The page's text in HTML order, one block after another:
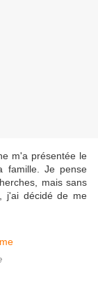
m'a présentée le
famille. Je pense
mais sans
j'ai décidé de me